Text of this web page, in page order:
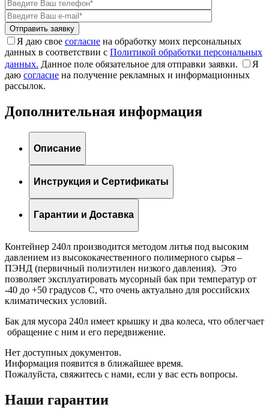
Я даю свое согласие на обработку моих персональных
данных в соответствии с Политикой обработки персональных
данных. Данное поле обязательное для отправки заявки.
Я
даю согласие на получение рекламных и информационных
рассылок.
Дополнительная информация
Описание
Инструкция и Сертификаты
Гарантии и Доставка
Контейнер 240л производится методом литья под высоким
давлением из высококачественного полимерного сырья –
ПЭНД (первичный полиэтилен низкого давления). Это
позволяет эксплуатировать мусорный бак при температур от
-40 до +50 градусов С, что очень актуально для российских
климатических условий.
Бак для мусора 240л имеет крышку и два колеса, что облегчает
обращение с ним и его передвижение.
Нет доступных документов.
Информация появится в ближайшее время.
Пожалуйста, свяжитесь с нами, если у вас есть вопросы.
Наши гарантии